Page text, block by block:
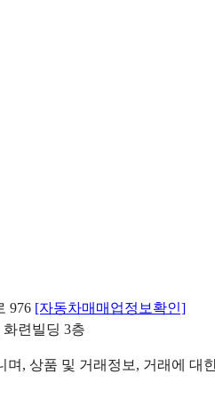
976 [자동차매매업정보확인]
련빌딩 3층
, 상품 및 거래정보, 거래에 대